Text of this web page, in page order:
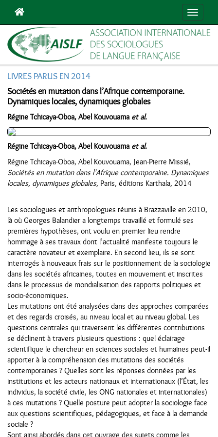
LIVRES PARUS EN 2014
Sociétés en mutation dans l’Afrique contemporaine.
Dynamiques locales, dynamiques globales
Régine Tchicaya-Oboa, Abel Kouvouama et al.
Régine Tchicaya-Oboa, Abel Kouvouama et al.
Régine Tchicaya-Oboa, Abel Kouvouama, Jean-Pierre Missié,
Sociétés en mutation dans l’Afrique contemporaine. Dynamiques
locales, dynamiques globales, Paris, éditions Karthala, 2014
Les sociologues et anthropologues réunis à Brazzaville en 2010,
là où Georges Balandier a longtemps travaillé et formulé ses
premières hypothèses, ont voulu en premier lieu rendre
hommage à ses travaux dont l’actualité manifeste toujours le
caractère novateur et exemplaire. En second lieu, ils se sont
interrogés à nouveaux frais sur le positionnement de la sociologie
dans les sociétés africaines, toutes en mouvement et inscrites
dans le processus de mondialisation des rapports politiques et
socio-économiques.
Les mutations ont été analysées dans des approches comparées
et des regards croisés, au niveau local et au niveau global. Les
questions centrales qui traversent les différentes contributions
se déclinent à travers plusieurs questions : quel éclairage
scientifique le chercheur en sciences sociales et humaines peut-il
apporter à la compréhension des mutations des sociétés
contemporaines ? Quelles sont les réponses données par les
institutions et les acteurs nationaux et internationaux (l’État, les
individus, la société civile, les ONG nationales et internationales)
à ces mutations ? Quelle posture peut adopter la sociologie face
aux questions scientifiques, pédagogiques, et face à la demande
sociale ?
Sont ainsi abordés dans cet ouvrage des sujets comme les